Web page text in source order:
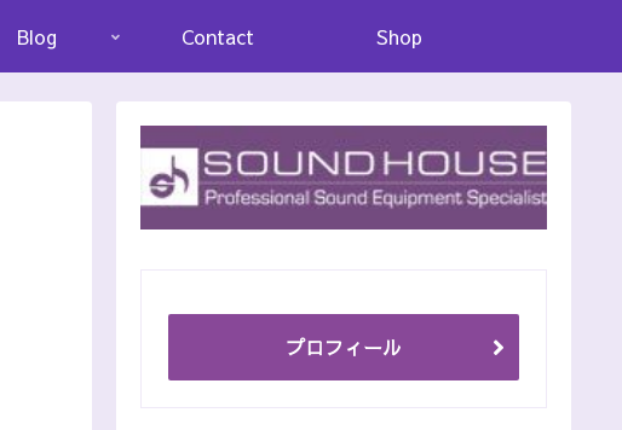
Blog Contact Shop
プロフィール